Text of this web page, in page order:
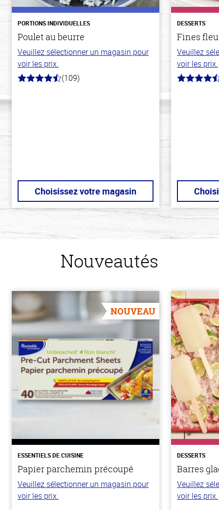
PORTIONS INDIVIDUELLES
Poulet au beurre
Veuillez sélectionner un magasin pour
voir les prix.
4.3
(109)
Choisissez votre magasin
DESSERTS
Fines
Veuillez
voir les prix.
4.8
Nouveautés
NOUVEAU
ESSENTIELS DE CUISINE
Papier parchemin précoupé
Veuillez sélectionner un magasin pour
voir les prix.
DESSERTS
Barres
Veuillez
voir les prix.